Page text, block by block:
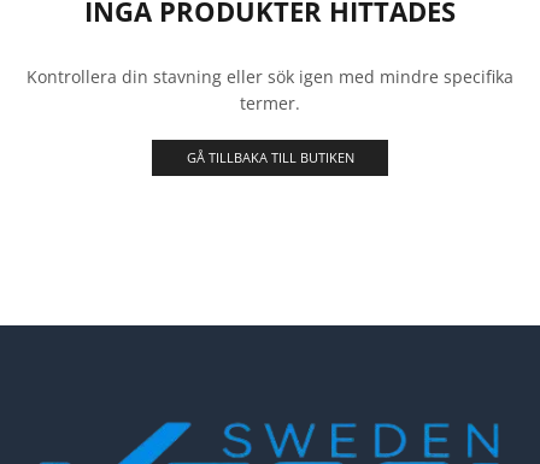
INGA PRODUKTER HITTADES
Kontrollera din stavning eller sök igen med mindre specifika
termer.
GÅ TILLBAKA TILL BUTIKEN